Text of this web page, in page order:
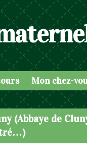
Mon chez-
(Abbaye de